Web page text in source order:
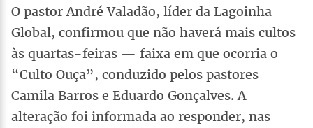
O pastor André Valadão, líder da Lagoinha
Global, confirmou que não haverá mais cultos
às quartas-feiras — faixa em que ocorria o
“Culto Ouça”, conduzido pelos pastores
Camila Barros e Eduardo Gonçalves. A
alteração foi informada ao responder, nas